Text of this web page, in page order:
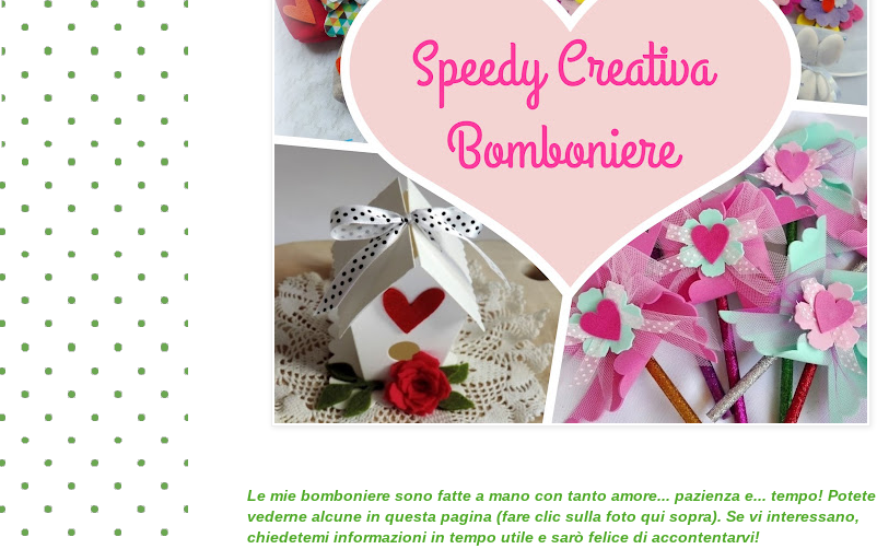
Le mie bomboniere sono fatte a mano con tanto amore... pazienza e... tempo! Potete
vederne alcune in questa pagina (fare clic sulla foto qui sopra). Se vi interessano,
chiedetemi informazioni in tempo utile e sarò felice di accontentarvi!